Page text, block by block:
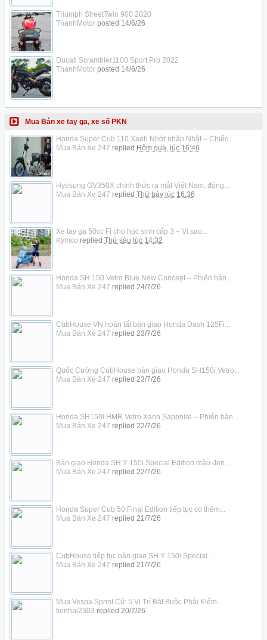
Triumph StreetTwin 900 2020
ThanhMotorposted 14/6/26
Ducati Scrambler1100 Sport Pro 2022
ThanhMotorposted 14/6/26
Mua Bán xe tay ga, xe số PKN
Honda Super Cub 110 Xanh Nhớt nhập Nhật – Chiếc...
Mua Bán Xe 247 replied Hôm qua, lúc 16:46
Hyosung GV350X chính thức ra mắt Việt Nam, động...
Mua Bán Xe 247 replied Thứ bảy lúc 16:36
Xe tay ga 50cc Fi cho học sinh cấp 3 – Vì sao...
Kymco replied Thứ sáu lúc 14:32
Honda SH 150 Vetro Blue New Concept – Phiên bản...
Mua Bán Xe 247 replied 24/7/26
CubHouse VN hoàn tất bàn giao Honda Dash 125Fi...
Mua Bán Xe 247 replied 23/7/26
Quốc Cường CubHouse bàn giao Honda SH150i Vetro...
Mua Bán Xe 247 replied 23/7/26
Honda SH150i HMR Vetro Xanh Sapphire – Phiên bản...
Mua Bán Xe 247 replied 22/7/26
Bàn giao Honda SH Ý 150i Special Edition màu đen...
Mua Bán Xe 247 replied 22/7/26
Honda Super Cub 50 Final Edition tiếp tục có thêm...
Mua Bán Xe 247 replied 21/7/26
CubHouse tiếp tục bàn giao SH Ý 150i Special...
Mua Bán Xe 247 replied 21/7/26
Mua Vespa Sprint Cũ: 5 Vị Trí Bắt Buộc Phải Kiểm...
tienhai2303 replied 20/7/26